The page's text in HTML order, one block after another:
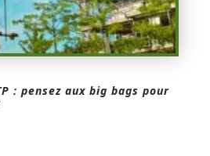
: pensez aux big bags pour